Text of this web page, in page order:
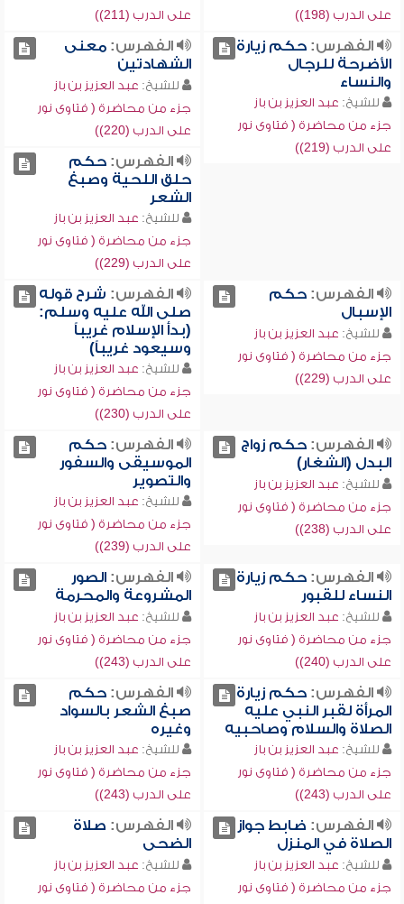
على الدرب (198))
على الدرب (211))
الفهرس:حكم زيارة
الأضرحة للرجال
والنساء
للشيخ: عبد العزيز بن باز
جزء من محاضرة ( فتاوى نور
على الدرب (219))
الفهرس:معنى
الشهادتين
للشيخ: عبد العزيز بن باز
جزء من محاضرة ( فتاوى نور
على الدرب (220))
الفهرس:حكم
حلق اللحية وصبغ
الشعر
للشيخ: عبد العزيز بن باز
جزء من محاضرة ( فتاوى نور
على الدرب (229))
الفهرس:حكم
الإسبال
للشيخ: عبد العزيز بن باز
جزء من محاضرة ( فتاوى نور
على الدرب (229))
الفهرس: شرح قوله
صلى الله عليه وسلم:
(بدأ الإسلام غريباً
وسيعود غريباً)
للشيخ: عبد العزيز بن باز
جزء من محاضرة ( فتاوى نور
على الدرب (230))
الفهرس:حكم زواج
البدل (الشغار)
للشيخ: عبد العزيز بن باز
جزء من محاضرة ( فتاوى نور
على الدرب (238))
الفهرس:حكم
الموسيقى والسفور
والتصوير
للشيخ: عبد العزيز بن باز
جزء من محاضرة ( فتاوى نور
على الدرب (239))
الفهرس:حكم زيارة
النساء للقبور
للشيخ: عبد العزيز بن باز
جزء من محاضرة ( فتاوى نور
على الدرب (240))
الفهرس:الصور
المشروعة والمحرمة
للشيخ: عبد العزيز بن باز
جزء من محاضرة ( فتاوى نور
على الدرب (243))
الفهرس:حكم زيارة
المرأة لقبر النبي عليه
الصلاة والسلام وصاحبيه
للشيخ: عبد العزيز بن باز
جزء من محاضرة ( فتاوى نور
على الدرب (243))
الفهرس:حكم
صبغ الشعر بالسواد
وغيره
للشيخ: عبد العزيز بن باز
جزء من محاضرة ( فتاوى نور
على الدرب (243))
الفهرس: ضابط جواز
الصلاة في المنزل
للشيخ: عبد العزيز بن باز
جزء من محاضرة ( فتاوى نور
الفهرس: صلاة
الضحى
للشيخ: عبد العزيز بن باز
جزء من محاضرة ( فتاوى نور